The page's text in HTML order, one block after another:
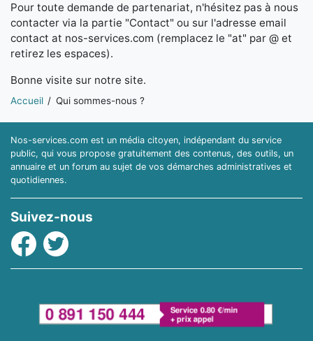
Pour toute demande de partenariat, n'hésitez pas à nous
contacter via la partie "Contact" ou sur l'adresse email
contact at nos-services.com (remplacez le "at" par @ et
retirez les espaces).
Bonne visite sur notre site.
Vous êtes ici:
Accueil Qui sommes-nous ?
Nos-services.com est un média citoyen, indépendant du service
public, qui vous propose gratuitement des contenus, des outils, un
annuaire et un forum au sujet de vos démarches administratives et
quotidiennes.
Suivez-nous
Facebook
Twitter